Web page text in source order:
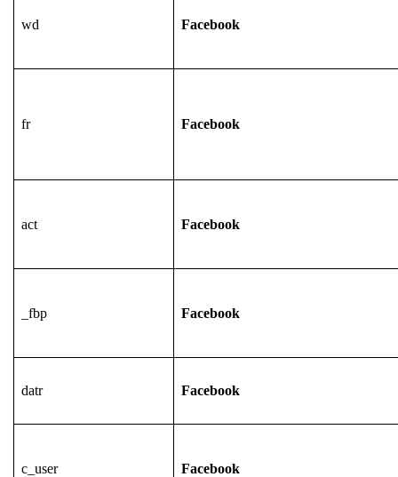
wd Facebook
fr Facebook
act Facebook
_fbp Facebook
datr Facebook
c_user Facebook